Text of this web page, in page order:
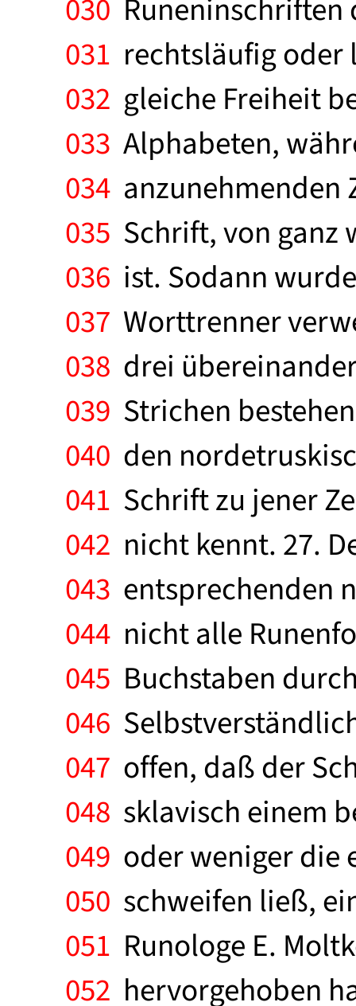
030
031 rechtsläufig
032 gleiche Freiheit
033 Alphabeten,
034 anzunehmenden
035 Schrift, von ganz
036 ist. Sodann
037 Worttrenner
038 drei
039 Strichen
040 den
041 Schrift zu jener
042 nicht kennt. 27.
043 entsprechenden
044 nicht alle
045 Buchstaben
046
047 offen, daß der
048 sklavisch einem
049 oder weniger die
050 schweifen ließ,
051 Runologe E.
052 hervorgehoben